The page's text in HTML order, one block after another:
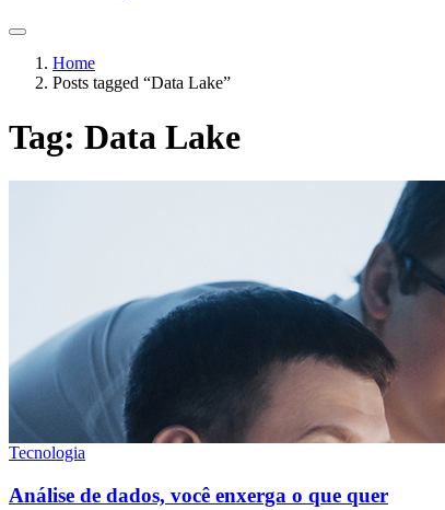
Home
Posts tagged “Data Lake”
Tag: Data Lake
Tecnologia
Análise de dados, você enxerga o que quer